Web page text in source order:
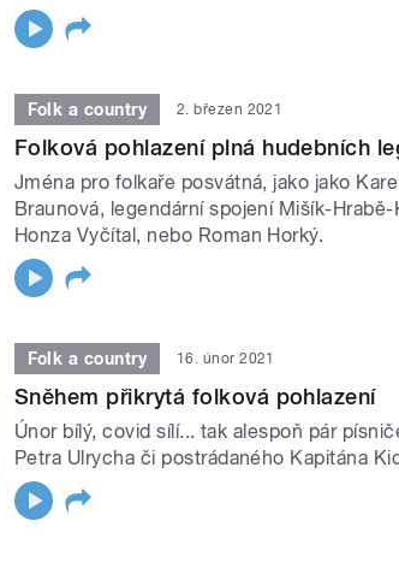
Folk a country 2. březen 2021
Folková pohlazení plná hudebních
Jména pro folkaře posvátná, jako jako
Braunová, legendární spojení Mišík-
Honza Vyčítal, nebo Roman Horký.
Folk a country 16. únor 2021
Sněhem přikrytá folková pohlazení
Únor bílý, covid sílí... tak alespoň pár
Petra Ulrycha či postrádaného Kapitána